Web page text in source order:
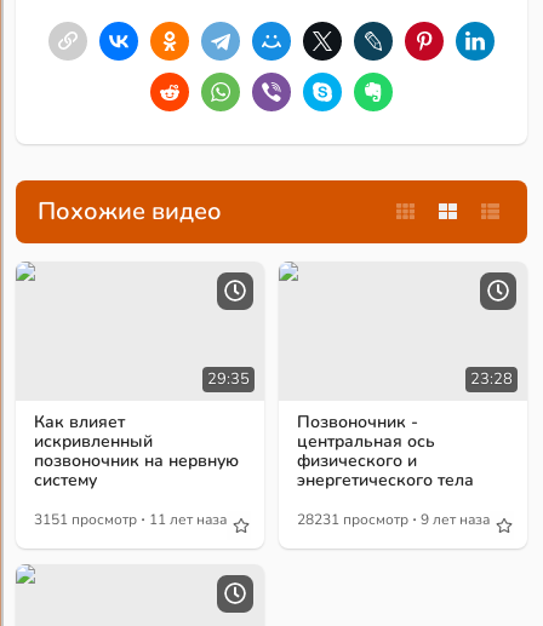
Похожие видео
29:35
Как влияет
искривленный
позвоночник на нервную
систему
3151 просмотр · 11 лет назад
23:28
Позвоночник -
центральная ось
физического и
энергетического тела
28231 просмотр · 9 лет назад